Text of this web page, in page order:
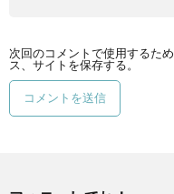
次回のコメントで使用するた
ス、サイトを保存する。